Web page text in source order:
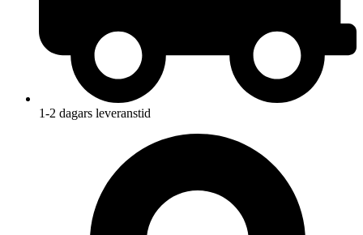
1-2 dagars leveranstid